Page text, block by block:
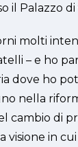
il Palazzo
molti
– e ho
dove ho
nella
cambio di
visione in